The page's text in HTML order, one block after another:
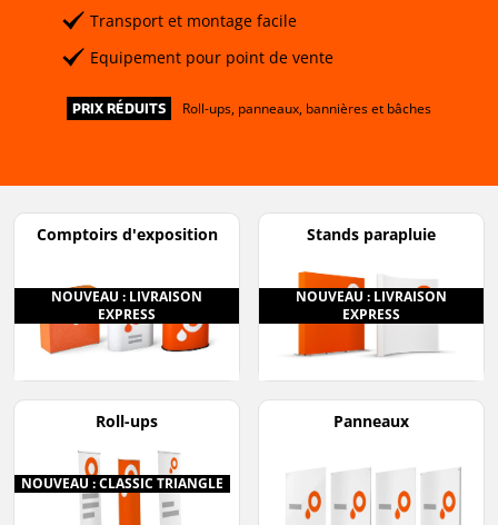
Transport et montage facile
Equipement pour point de vente
PRIX RÉDUITS Roll-ups, panneaux, bannières et bâches
Comptoirs d'exposition
NOUVEAU : LIVRAISON
EXPRESS
Stands parapluie
NOUVEAU : LIVRAISON
EXPRESS
Roll-ups
NOUVEAU : CLASSIC TRIANGLE
Panneaux